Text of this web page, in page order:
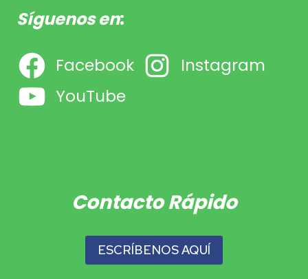
Síguenos en:
Facebook
Instagram
YouTube
Contacto Rápido
ESCRÍBENOS AQUÍ